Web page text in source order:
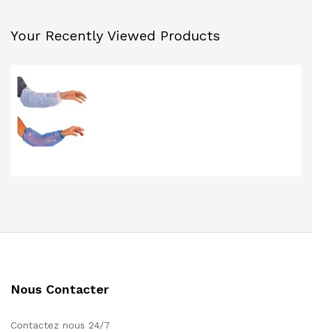
Your Recently Viewed Products
Nous Contacter
Contactez nous 24/7